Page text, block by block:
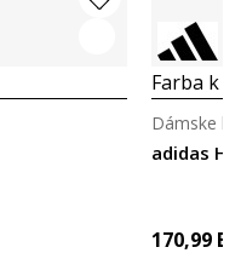
Farba k
Dámske
170,99